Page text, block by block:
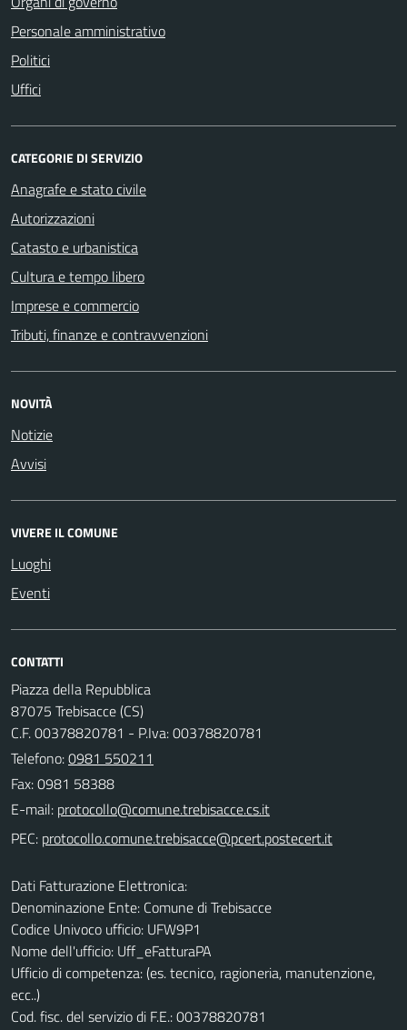
Personale amministrativo
Politici
Uffici
CATEGORIE DI SERVIZIO
Anagrafe e stato civile
Autorizzazioni
Catasto e urbanistica
Cultura e tempo libero
Imprese e commercio
Tributi, finanze e contravvenzioni
NOVITÀ
Notizie
Avvisi
VIVERE IL COMUNE
Luoghi
Eventi
CONTATTI
Piazza della Repubblica
87075 Trebisacce (CS)
C.F. 00378820781 - P.Iva: 00378820781
Telefono:0981 550211
Fax: 0981 58388
E-mail:
PEC:
Dati Fatturazione Elettronica:
Denominazione Ente: Comune di Trebisacce
Codice Univoco ufficio: UFW9P1
Nome dell'ufficio: Uff_eFatturaPA
Ufficio di competenza: (es. tecnico, ragioneria, manutenzione,
ecc..)
Cod. fisc. del servizio di F.E.: 00378820781